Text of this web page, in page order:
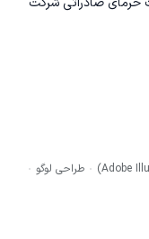
طراحی لوگو